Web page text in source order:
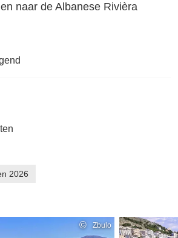
naar de Albanese Rivièra
2026
© Zbulo